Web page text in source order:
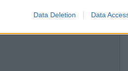
Data Deletion Data
2019-06-17 03:03